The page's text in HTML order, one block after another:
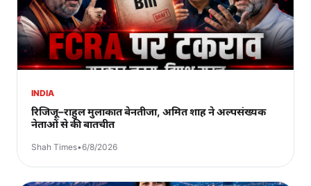
INDIA
रिजिजू–राहुल मुलाकात बेनतीजा, अमित शाह ने अल्पसंख्यक
नेताओं से की बातचीत
Shah Times•6/8/2026